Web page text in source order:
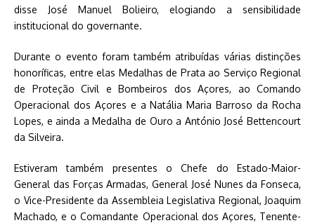
disse José Manuel Bolieiro, elogiando a sensibilidade
institucional do governante.
Durante o evento foram também atribuídas várias distinções
honoríficas, entre elas Medalhas de Prata ao Serviço Regional
de Proteção Civil e Bombeiros dos Açores, ao Comando
Operacional dos Açores e a Natália Maria Barroso da Rocha
Lopes, e ainda a Medalha de Ouro a António José Bettencourt
da Silveira.
Estiveram também presentes o Chefe do Estado-Maior-
General das Forças Armadas, General José Nunes da Fonseca,
o Vice-Presidente da Assembleia Legislativa Regional, Joaquim
Machado, e o Comandante Operacional dos Açores, Tenente-